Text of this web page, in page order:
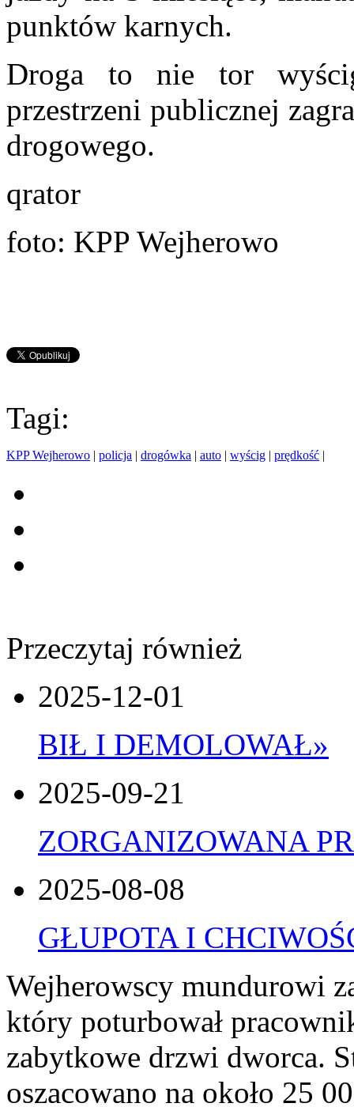
punktów karnych.
Droga to nie tor
przestrzeni publicznej
drogowego.
qrator
foto: KPP Wejherowo
Tagi:
KPP Wejherowo | policja | drogówka | auto | wyścig | prędkość |
Przeczytaj również
2025-12-01
BIŁ I DEMOLOWAŁ»
2025-09-21
ZORGANIZOWANA
2025-08-08
GŁUPOTA I
Wejherowscy mundurowi
który poturbował
zabytkowe drzwi dworca.
oszacowano na około 25